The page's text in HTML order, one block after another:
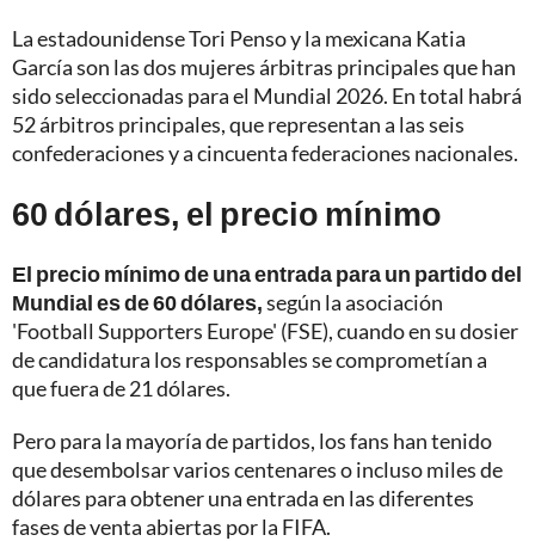
La estadounidense Tori Penso y la mexicana Katia
García son las dos mujeres árbitras principales que han
sido seleccionadas para el Mundial 2026. En total habrá
52 árbitros principales, que representan a las seis
confederaciones y a cincuenta federaciones nacionales.
60 dólares, el precio mínimo
El precio mínimo de una entrada para un partido del
Mundial es de 60 dólares,según la asociación
'Football Supporters Europe' (FSE), cuando en su dosier
de candidatura los responsables se comprometían a
que fuera de 21 dólares.
Pero para la mayoría de partidos, los fans han tenido
que desembolsar varios centenares o incluso miles de
dólares para obtener una entrada en las diferentes
fases de venta abiertas por la FIFA.